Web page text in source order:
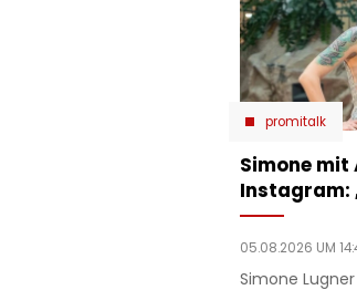
promitalk
Simone mit
Instagram:
05.08.2026 UM
Simone